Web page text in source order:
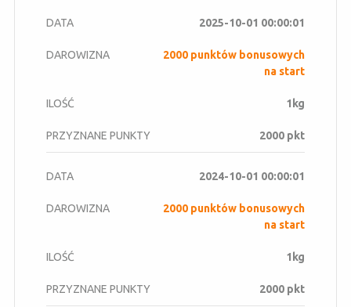
2025-10-01 00:00:01
2000 punktów bonusowych
na start
1kg
2000 pkt
2024-10-01 00:00:01
2000 punktów bonusowych
na start
1kg
2000 pkt